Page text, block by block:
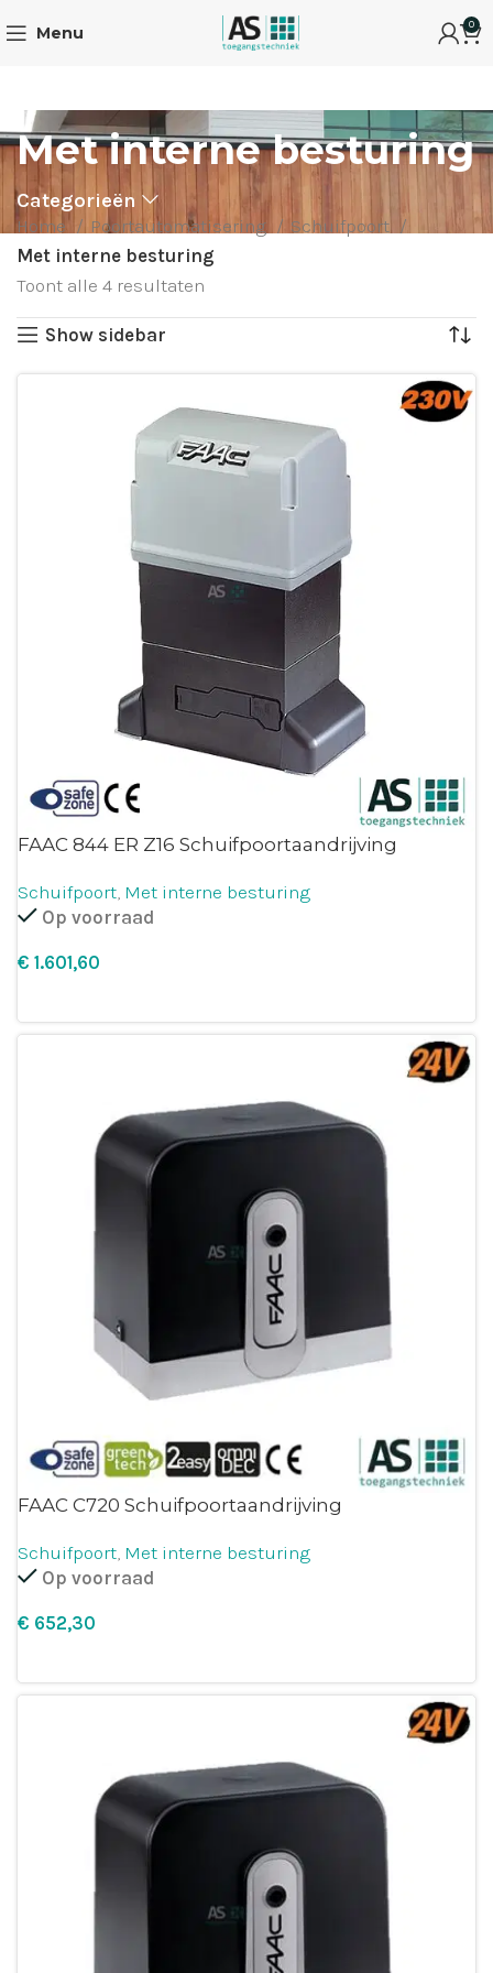
Menu 0
Met interne besturing
Categorieën
Home Poortautomatisering
Schuifpoort
Met interne besturing
Toont alle 4 resultaten
Show sidebar
FAAC 844 ER Z16 Schuifpoortaandrijving
Schuifpoort, Met interne besturing
Op voorraad
€
FAAC C720 Schuifpoortaandrijving
Schuifpoort, Met interne besturing
Op voorraad
€